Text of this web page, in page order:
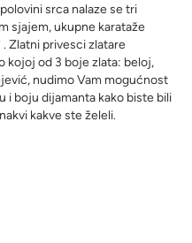
srca nalaze se tri
sjajem, ukupne karataže
Zlatni privesci zlatare
kojoj od 3 boje zlata: beloj,
nudimo Vam mogućnost
i boju dijamanta kako biste bili
kakve ste želeli.